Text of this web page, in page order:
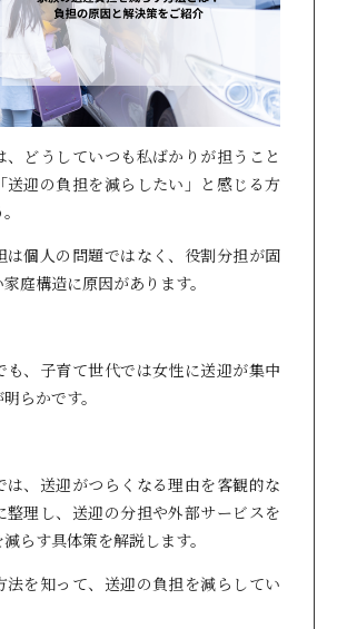
、どうしていつも私ばかりが担うこと
送迎の負担を減らしたい」と感じる方
は個人の問題ではなく、役割分担が固
庭構造に原因があります。
も、子育て世代では女性に送迎が集中
らかです。
は、送迎がつらくなる理由を客観的な
整理し、送迎の分担や外部サービスを
らす具体策を解説します。
法を知って、送迎の負担を減らしてい